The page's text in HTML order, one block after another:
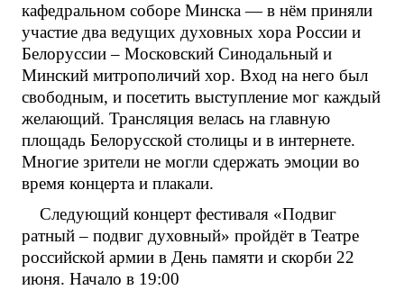
кафедральном соборе Минска — в нём приняли
участие два ведущих духовных хора России и
Белоруссии – Московский Синодальный и
Минский митрополичий хор. Вход на него был
свободным, и посетить выступление мог каждый
желающий. Трансляция велась на главную
площадь Белорусской столицы и в интернете.
Многие зрители не могли сдержать эмоции во
время концерта и плакали.
Следующий концерт фестиваля «Подвиг
ратный – подвиг духовный» пройдёт в Театре
российской армии в День памяти и скорби 22
июня. Начало в 19:00